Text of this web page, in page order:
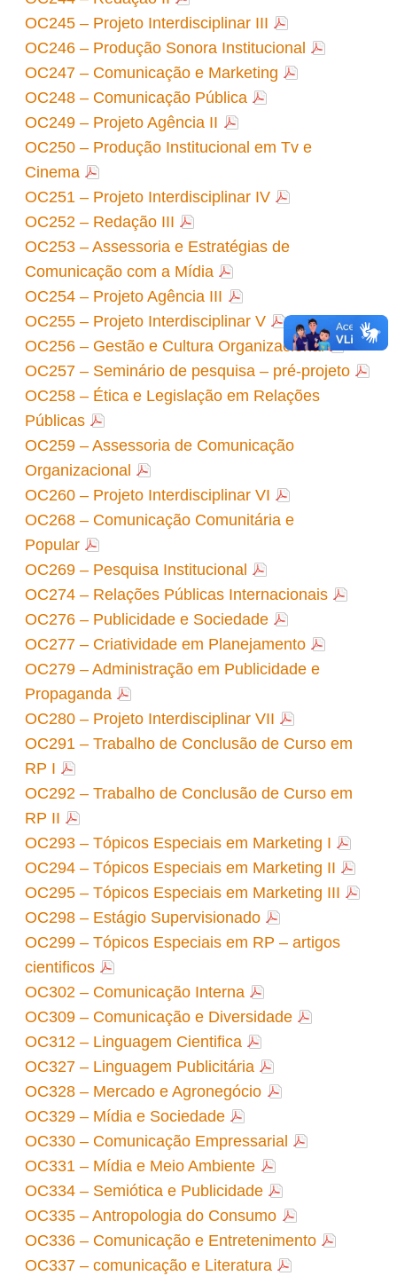
OC245 – Projeto Interdisciplinar III
OC246 – Produção Sonora Institucional
OC247 – Comunicação e Marketing
OC248 – Comunicação Pública
OC249 – Projeto Agência II
OC250 – Produção Institucional em Tv e
Cinema
OC251 – Projeto Interdisciplinar IV
OC252 – Redação III
OC253 – Assessoria e Estratégias de
Comunicação com a Mídia
OC254 – Projeto Agência III
OC255 – Projeto Interdisciplinar V
OC256 – Gestão e Cultura Organizacional
OC257 – Seminário de pesquisa – pré-projeto
OC258 – Ética e Legislação em Relações
Públicas
OC259 – Assessoria de Comunicação
Organizacional
OC260 – Projeto Interdisciplinar VI
OC268 – Comunicação Comunitária e
Popular
OC269 – Pesquisa Institucional
OC274 – Relações Públicas Internacionais
OC276 – Publicidade e Sociedade
OC277 – Criatividade em Planejamento
OC279 – Administração em Publicidade e
Propaganda
OC280 – Projeto Interdisciplinar VII
OC291 – Trabalho de Conclusão de Curso em
RP I
OC292 – Trabalho de Conclusão de Curso em
RP II
OC293 – Tópicos Especiais em Marketing I
OC294 – Tópicos Especiais em Marketing II
OC295 – Tópicos Especiais em Marketing III
OC298 – Estágio Supervisionado
OC299 – Tópicos Especiais em RP – artigos
cientificos
OC302 – Comunicação Interna
OC309 – Comunicação e Diversidade
OC312 – Linguagem Cientifica
OC327 – Linguagem Publicitária
OC328 – Mercado e Agronegócio
OC329 – Mídia e Sociedade
OC330 – Comunicação Empressarial
OC331 – Mídia e Meio Ambiente
OC334 – Semiótica e Publicidade
OC335 – Antropologia do Consumo
OC336 – Comunicação e Entretenimento
OC337 – comunicação e Literatura